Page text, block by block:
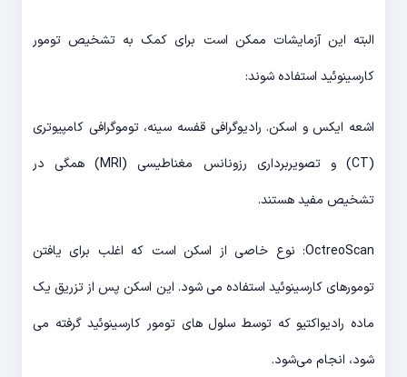
البته این آزمایشات ممکن است برای کمک به تشخیص تومور
کارسینوئید استفاده شوند:
اشعه ایکس و اسکن. رادیوگرافی قفسه سینه، توموگرافی کامپیوتری
(CT) و تصویربرداری رزونانس مغناطیسی (MRI) همگی در
تشخیص مفید هستند.
OctreoScan: نوع خاصی از اسکن است که اغلب برای یافتن
تومورهای کارسینوئید استفاده می شود. این اسکن پس از تزریق یک
ماده رادیواکتیو که توسط سلول های تومور کارسینوئید گرفته می
شود، انجام می‌شود.